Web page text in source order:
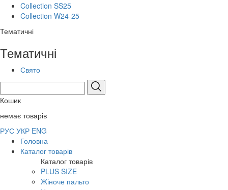
Collection SS25
Collection W24-25
Тематичні
Тематичні
Свято
Кошик
немає товарів
РУС УКР ENG
Головна
Каталог товарів
Каталог товарів
PLUS SIZE
Жіноче пальто